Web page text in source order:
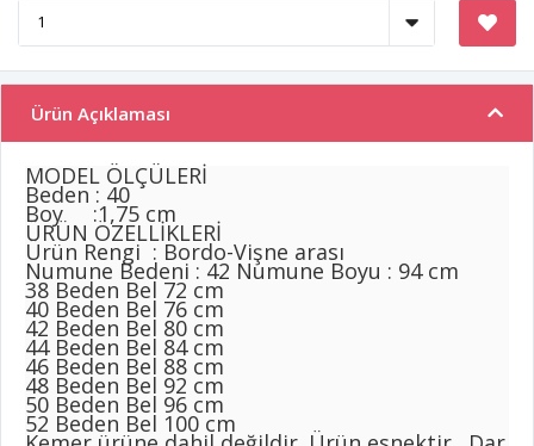
Ürün Açıklaması
MODEL ÖLÇÜLERİ
Beden : 40
Boy :1,75 cm
ÜRÜN ÖZELLİKLERİ
Ürün Rengi : Bordo-Vişne arası
Numune Bedeni : 42 Numune Boyu : 94 cm
38 Beden Bel 72 cm
40 Beden Bel 76 cm
42 Beden Bel 80 cm
44 Beden Bel 84 cm
46 Beden Bel 88 cm
48 Beden Bel 92 cm
50 Beden Bel 96 cm
52 Beden Bel 100 cm